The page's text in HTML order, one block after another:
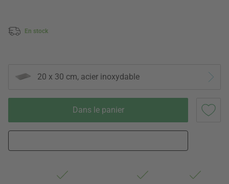
En stock
20 x 30 cm, acier inoxydable
Dans le panier